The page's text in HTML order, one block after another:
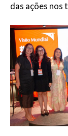
das ações nos